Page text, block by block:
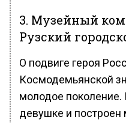
3. Музейный
Рузский
О подвиге героя
Космодемьянской
молодое поколение.
девушке и